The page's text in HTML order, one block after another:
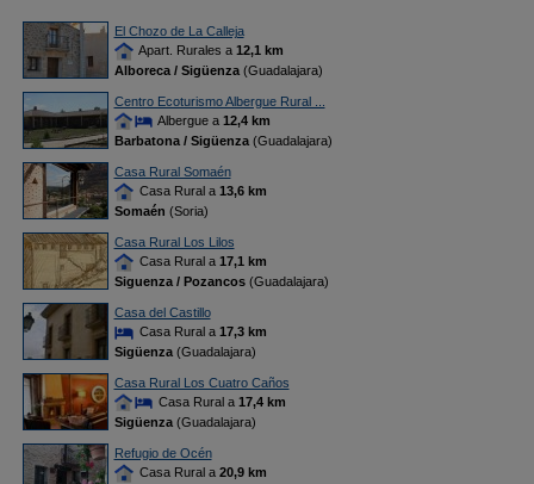
El Chozo de La Calleja
Apart. Rurales a 12,1 km
Alboreca / Sigüenza(Guadalajara)
Centro Ecoturismo Albergue Rural ...
Albergue a 12,4 km
Barbatona / Sigüenza(Guadalajara)
Casa Rural Somaén
Casa Rural a 13,6 km
Somaén (Soria)
Casa Rural Los Lilos
Casa Rural a 17,1 km
Siguenza / Pozancos(Guadalajara)
Casa del Castillo
Casa Rural a 17,3 km
Sigüenza(Guadalajara)
Casa Rural Los Cuatro Caños
Casa Rural a 17,4 km
Sigüenza(Guadalajara)
Refugio de Océn
Casa Rural a 20,9 km